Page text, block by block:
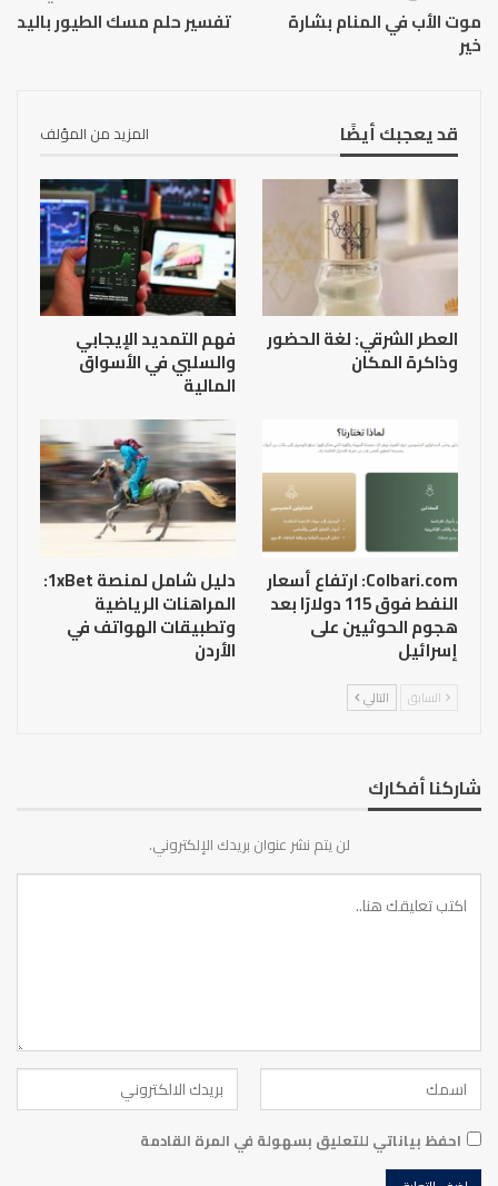
موت الأب في المنام بشارة
خير
تفسير حلم مسك الطيور باليد
قد يعجبك أيضًا المزيد من المؤلف
العطر الشرقي: لغة الحضور
وذاكرة المكان
فهم التمديد الإيجابي
والسلبي في الأسواق
المالية
Colbari.com: ارتفاع أسعار
النفط فوق 115 دولارًا بعد
هجوم الحوثيين على
إسرائيل
دليل شامل لمنصة 1xBet:
المراهنات الرياضية
وتطبيقات الهواتف في
الأردن
السابق التالي
شاركنا أفكارك
لن يتم نشر عنوان بريدك الإلكتروني.
احفظ بياناتي للتعليق بسهولة في المرة القادمة